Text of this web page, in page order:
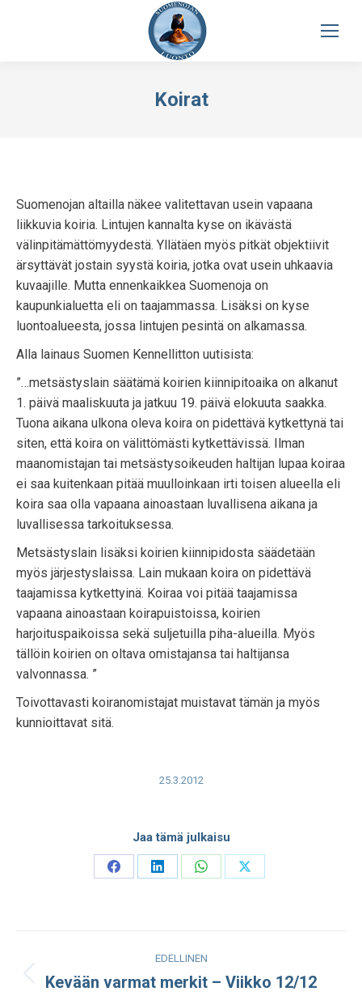
Koirat
Suomenojan altailla näkee valitettavan usein vapaana
liikkuvia koiria. Lintujen kannalta kyse on ikävästä
välinpitämättömyydestä. Yllätäen myös pitkät objektiivit
ärsyttävät jostain syystä koiria, jotka ovat usein uhkaavia
kuvaajille. Mutta ennenkaikkea Suomenoja on
kaupunkialuetta eli on taajammassa. Lisäksi on kyse
luontoalueesta, jossa lintujen pesintä on alkamassa.
Alla lainaus Suomen Kennellitton uutisista:
”…metsästyslain säätämä koirien kiinnipitoaika on alkanut
1. päivä maaliskuuta ja jatkuu 19. päivä elokuuta saakka.
Tuona aikana ulkona oleva koira on pidettävä kytkettynä tai
siten, että koira on välittömästi kytkettävissä. Ilman
maanomistajan tai metsästysoikeuden haltijan lupaa koiraa
ei saa kuitenkaan pitää muulloinkaan irti toisen alueella eli
koira saa olla vapaana ainoastaan luvallisena aikana ja
luvallisessa tarkoituksessa.
Metsästyslain lisäksi koirien kiinnipidosta säädetään
myös järjestyslaissa. Lain mukaan koira on pidettävä
taajamissa kytkettyinä. Koiraa voi pitää taajamissa
vapaana ainoastaan koirapuistoissa, koirien
harjoituspaikoissa sekä suljetuilla piha-alueilla. Myös
tällöin koirien on oltava omistajansa tai haltijansa
valvonnassa. ”
Toivottavasti koiranomistajat muistavat tämän ja myös
kunnioittavat sitä.
25.3.2012
Jaa tämä julkaisu
Share
Share
Share
Share
navigation
EDELLINEN
Edellinen
Kevään varmat merkit – Viikko 12/12